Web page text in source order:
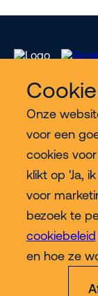
Onze
voor een
cookies
klikt op 'Ja,
voor
bezoek te
cookiebeleid
en hoe ze
Meer Riwal
Industries
Contact
Meer